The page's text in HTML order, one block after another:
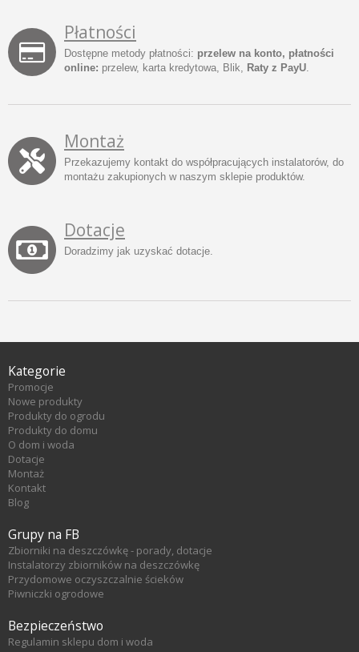
Płatności
Dostępne metody płatności: przelew na konto, płatności
online: przelew, karta kredytowa, Blik, Raty z PayU.
Montaż
Przekazujemy kontakt do współpracujących instalatorów, do
montażu zakupionych w naszym sklepie produktów.
Dotacje
Doradzimy jak uzyskać dotacje.
Kategorie
Promocje
Nowe produkty
Produkty do ogrodu
Produkty do domu
O dom i woda
Dotacje
Montaż
Kontakt
Blog
Grupy na FB
Zbiorniki na deszczówkę - porady, dotacje
Instalatorzy zbiorników na deszczówkę
Przydomowe oczyszczalnie ścieków
Piwniczki ogrodowe
Bezpieczeństwo
Regulamin sklepu dom i woda